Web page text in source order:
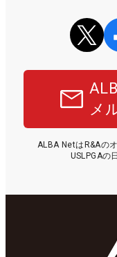
メ
ALBA NetはR&Aの
USLPGAの